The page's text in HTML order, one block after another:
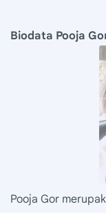
Biodata Pooja
Pooja Gor